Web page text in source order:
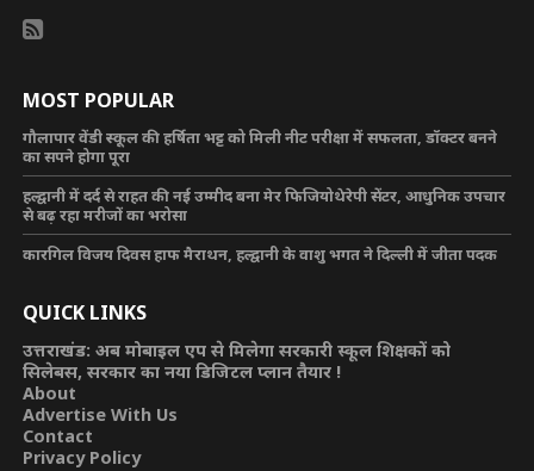
MOST POPULAR
गौलापार वेंडी स्कूल की हर्षिता भट्ट को मिली नीट परीक्षा में सफलता, डॉक्टर बनने
का सपने होगा पूरा
हल्द्वानी में दर्द से राहत की नई उम्मीद बना मेर फिजियोथेरेपी सेंटर, आधुनिक उपचार
से बढ़ रहा मरीजों का भरोसा
कारगिल विजय दिवस हाफ मैराथन, हल्द्वानी के वाशु भगत ने दिल्ली में जीता पदक
QUICK LINKS
उत्तराखंड: अब मोबाइल एप से मिलेगा सरकारी स्कूल शिक्षकों को
सिलेबस, सरकार का नया डिजिटल प्लान तैयार !
About
Advertise With Us
Contact
Privacy Policy